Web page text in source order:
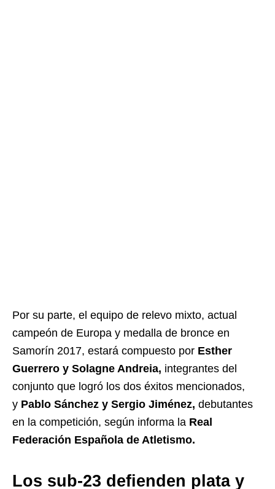
Por su parte, el equipo de relevo mixto, actual
campeón de Europa y medalla de bronce en
Samorín 2017, estará compuesto por Esther
Guerrero y Solagne Andreia, integrantes del
conjunto que logró los dos éxitos mencionados,
y Pablo Sánchez y Sergio Jiménez, debutantes
en la competición, según informa la Real
Federación Española de Atletismo.
Los sub-23 defienden plata y